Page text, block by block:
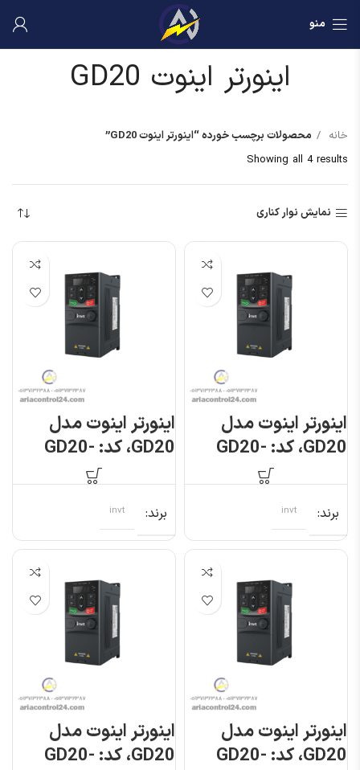
منو
اینورتر اینوت GD20
خانه
محصولات برچسب خورده “اینورتر اینوت GD20”
Showing all 4 results
نمایش نوار کناری
اینورتر اینوت مدل
GD20، کد: GD20-
برند invt
اینورتر اینوت مدل
GD20، کد: GD20-
برند invt
اینورتر اینوت مدل
GD20، کد: GD20-
اینورتر اینوت مدل
GD20، کد: GD20-